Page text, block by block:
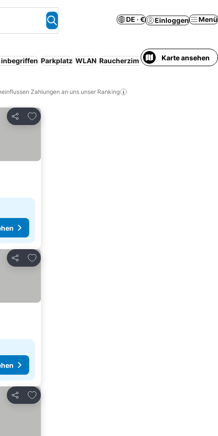
DE · € Einloggen Menü
Parkplatz WLAN Raucherzimmer Karte ansehen
Zahlungen an uns unser Ranking
Teilen
Zu Favoriten hinzufügen
Teilen
Zu Favoriten hinzufügen
Teilen
Zu Favoriten hinzufügen